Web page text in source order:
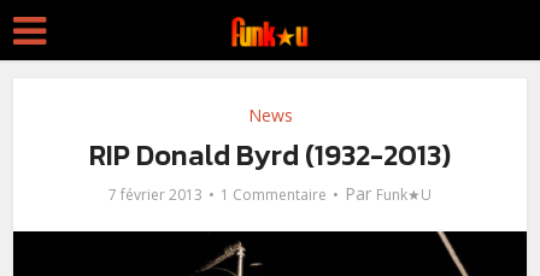
News
RIP Donald Byrd (1932-2013)
7 février 2013 1 Commentaire Par Funk★U